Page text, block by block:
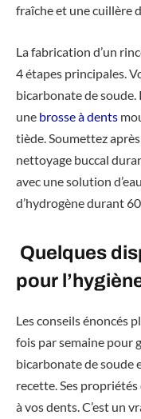
fraîche et une cuillère
La fabrication d’un
4 étapes principales.
bicarbonate de
une brosse à dents
tiède. Soumettez
nettoyage buccal
avec une solution
d’hydrogène durant
Quelques
pour
Les conseils énoncés
fois par semaine pour
bicarbonate de soude
recette. Ses
à vos dents. C’est un